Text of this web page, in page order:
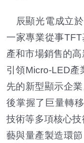
辰顯光電成立
一家專業從事
產和市場銷售的
引領Micro-LED產
先的新型顯示企
後掌握了巨量轉
技術等多項核心
藝與量產製造環